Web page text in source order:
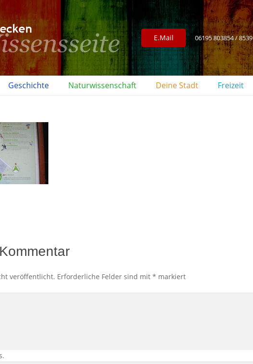
E.Mail 06195 803854 / 8539
Geschichte Naturwissenschaft Deine Stadt Freizeit
veröffentlicht. Erforderliche Felder sind mit * markiert